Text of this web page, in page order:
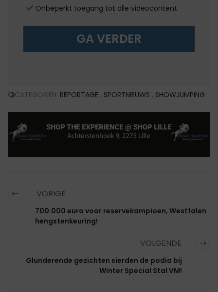
Onbeperkt toegang tot alle videocontent
GA VERDER
CATEGORIËN: REPORTAGE , SPORTNIEUWS , SHOWJUMPING
VORIGE
700.000 euro voor reservekampioen, Westfalen
hengstenkeuring!
VOLGENDE
Glunderende gezichten sierden de podia bij
Winter Special Stal VM!